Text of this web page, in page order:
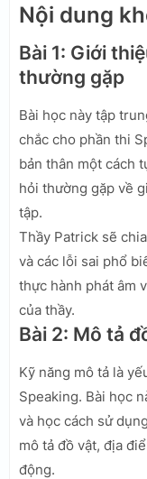
Nội dung
Bài 1: Giới
thường gặp
Bài học này tập
chắc cho phần thi
bản thân một cách
hỏi thường gặp về
tập.
Thầy Patrick sẽ
và các lỗi sai phổ
thực hành phát âm
của thầy.
Bài 2: Mô tả
Kỹ năng mô tả là
Speaking. Bài học
và học cách sử
mô tả đồ vật, địa
động.